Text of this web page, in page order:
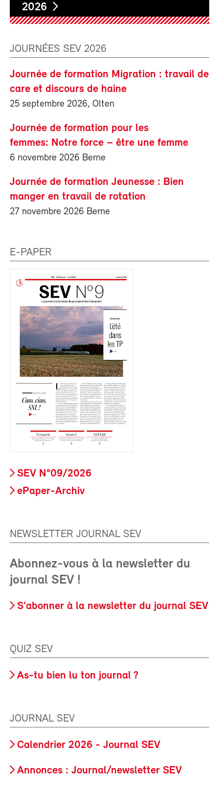
2026
JOURNÉES SEV 2026
Journée de formation Migration : travail de
care et discours de haine
25 septembre 2026, Olten
Journée de formation pour les
femmes: Notre force – être une femme
6 novembre 2026 Berne
Journée de formation Jeunesse : Bien
manger en travail de rotation
27 novembre 2026 Berne
E-PAPER
SEV N°09/2026
ePaper-Archiv
NEWSLETTER JOURNAL SEV
Abonnez-vous à la newsletter du
journal SEV !
S'abonner à la newsletter du journal SEV
QUIZ SEV
As-tu bien lu ton journal ?
JOURNAL SEV
Calendrier 2026 - Journal SEV
Annonces : Journal/newsletter SEV